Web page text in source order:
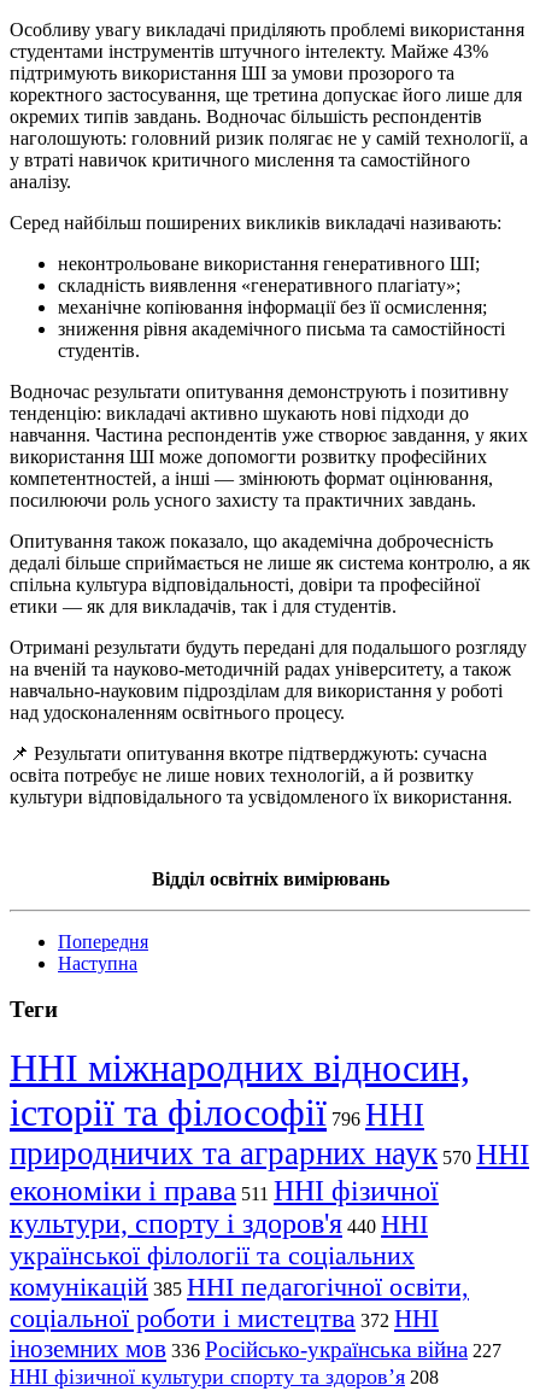
Особливу увагу викладачі приділяють проблемі використання
студентами інструментів штучного інтелекту. Майже 43%
підтримують використання ШІ за умови прозорого та
коректного застосування, ще третина допускає його лише для
окремих типів завдань. Водночас більшість респондентів
наголошують: головний ризик полягає не у самій технології, а
у втраті навичок критичного мислення та самостійного
аналізу.
Серед найбільш поширених викликів викладачі називають:
неконтрольоване використання генеративного ШІ;
складність виявлення «генеративного плагіату»;
механічне копіювання інформації без її осмислення;
зниження рівня академічного письма та самостійності
студентів.
Водночас результати опитування демонструють і позитивну
тенденцію: викладачі активно шукають нові підходи до
навчання. Частина респондентів уже створює завдання, у яких
використання ШІ може допомогти розвитку професійних
компетентностей, а інші — змінюють формат оцінювання,
посилюючи роль усного захисту та практичних завдань.
Опитування також показало, що академічна доброчесність
дедалі більше сприймається не лише як система контролю, а як
спільна культура відповідальності, довіри та професійної
етики — як для викладачів, так і для студентів.
Отримані результати будуть передані для подальшого розгляду
на вченій та науково-методичній радах університету, а також
навчально-науковим підрозділам для використання у роботі
над удосконаленням освітнього процесу.
📌 Результати опитування вкотре підтверджують: сучасна
освіта потребує не лише нових технологій, а й розвитку
культури відповідального та усвідомленого їх використання.
Відділ освітніх вимірювань
Попередня
Наступна
Теги
ННІ міжнародних відносин,
історії та філософії 796 ННІ
природничих та аграрних наук 570 ННІ
економіки і права 511 ННІ фізичної
культури, спорту і здоров'я 440 ННІ
української філології та соціальних
комунікацій 385 ННІ педагогічної освіти,
соціальної роботи і мистецтва 372 ННІ
іноземних мов 336 Російсько-українська війна 227
ННІ фізичної культури спорту та здоров’я 208